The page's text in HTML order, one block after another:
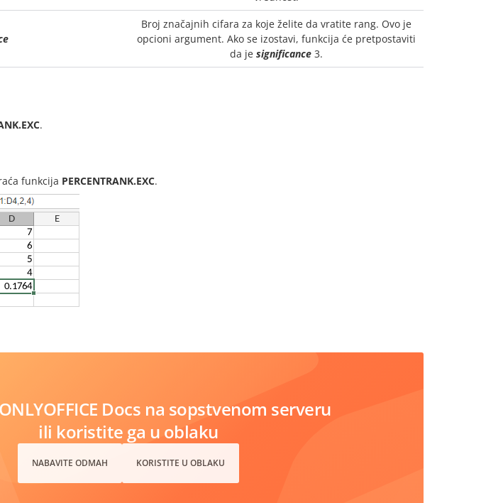
Broj značajnih cifara za koje želite da vratite rang. Ovo je
opcioni argument. Ako se izostavi, funkcija će pretpostaviti
da je significance3.
.
funkcija PERCENTRANK.EXC.
Docs na sopstvenom serveru
ili koristite ga u oblaku
NABAVITE ODMAH KORISTITE U OBLAKU